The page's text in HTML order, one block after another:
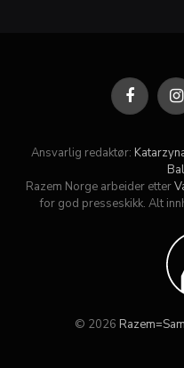
Facebook
Ansvarlig redaktør:
Razem Norge arbeider etter
for god presseskikk. Alt
© 2026